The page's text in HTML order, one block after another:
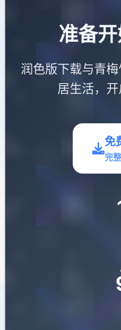
准备
润色版下载与青
居生活，
免
完